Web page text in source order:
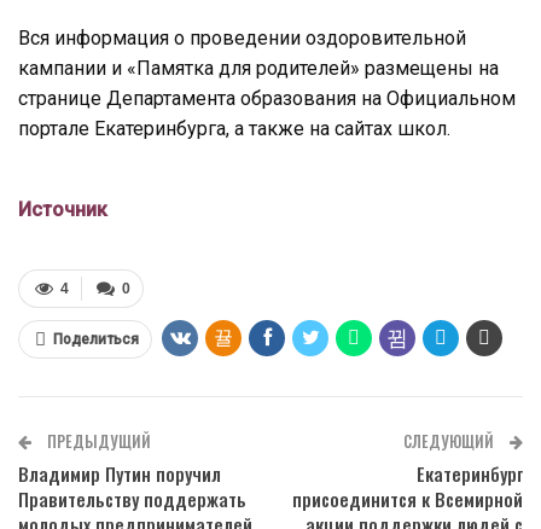
Вся информация о проведении оздоровительной
кампании и «Памятка для родителей» размещены на
странице Департамента образования на Официальном
портале Екатеринбурга, а также на сайтах школ.
Источник
0
4
Поделиться
ПРЕДЫДУЩИЙ
Владимир Путин поручил
Правительству поддержать
СЛЕДУЮЩИЙ
Екатеринбург
присоединится к Всемирной